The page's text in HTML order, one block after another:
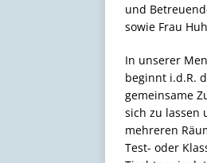
und
sowie Frau
In unserer
beginnt i.d.R.
gemeinsame
sich zu lassen
mehreren
Test- oder